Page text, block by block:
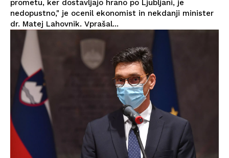
prometu, ker dostavljajo hrano po Ljubljani, je
nedopustno," je ocenil ekonomist in nekdanji minister
dr. Matej Lahovnik. Vprašal...